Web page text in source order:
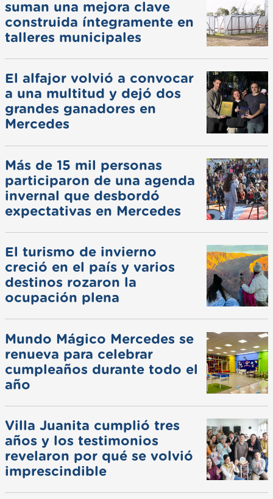
suman una mejora clave
construida íntegramente en
talleres municipales
El alfajor volvió a convocar
a una multitud y dejó dos
grandes ganadores en
Mercedes
Más de 15 mil personas
participaron de una agenda
invernal que desbordó
expectativas en Mercedes
El turismo de invierno
creció en el país y varios
destinos rozaron la
ocupación plena
Mundo Mágico Mercedes se
renueva para celebrar
cumpleaños durante todo el
año
Villa Juanita cumplió tres
años y los testimonios
revelaron por qué se volvió
imprescindible